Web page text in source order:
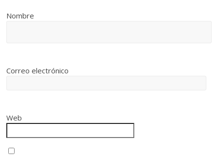
Nombre
Correo electrónico
Web